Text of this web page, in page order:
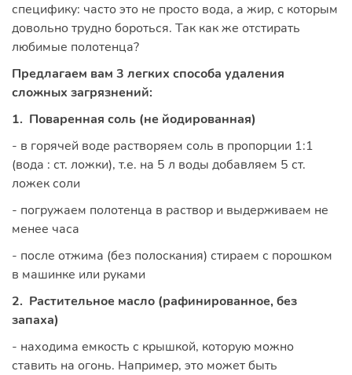
специфику: часто это не просто вода, а жир, с которым
довольно трудно бороться. Так как же отстирать
любимые полотенца?
Предлагаем вам 3 легких способа удаления
сложных загрязнений:
1. Поваренная соль (не йодированная)
- в горячей воде растворяем соль в пропорции 1:1
(вода : ст. ложки), т.е. на 5 л воды добавляем 5 ст.
ложек соли
- погружаем полотенца в раствор и выдерживаем не
менее часа
- после отжима (без полоскания) стираем с порошком
в машинке или руками
2. Растительное масло (рафинированное, без
запаха)
- находима емкость с крышкой, которую можно
ставить на огонь. Например, это может быть